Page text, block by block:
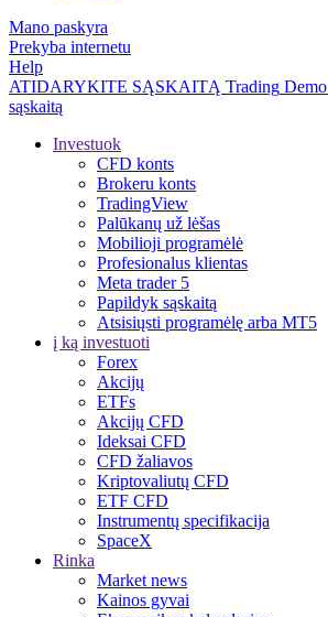
Mano paskyra
Prekyba internetu
Help
ATIDARYKITE SĄSKAITĄ Trading Demo
sąskaitą
Investuok
CFD konts
Brokeru konts
TradingView
Palūkanų už lėšas
Mobilioji programėlė
Profesionalus klientas
Meta trader 5
Papildyk sąskaitą
Atsisiųsti programėlę arba MT5
į ką investuoti
Forex
Akcijų
ETFs
Akcijų CFD
Ideksai CFD
CFD žaliavos
Kriptovaliutų CFD
ETF CFD
Instrumentų specifikacija
SpaceX
Rinka
Market news
Kainos gyvai